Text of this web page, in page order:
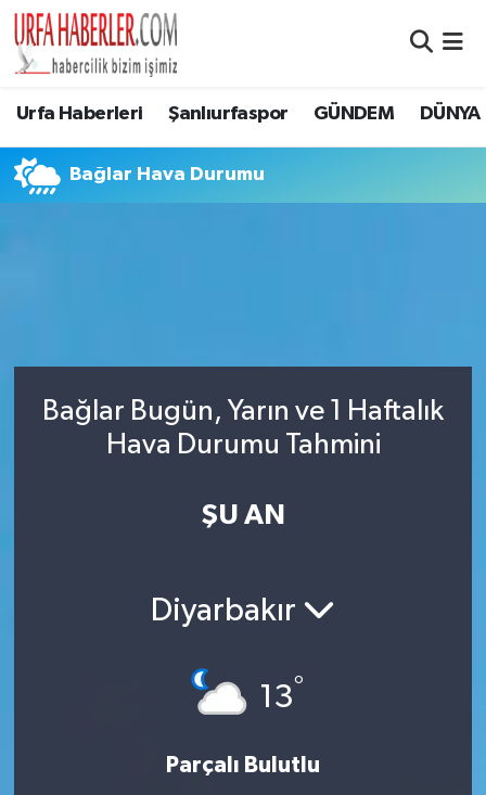
Urfa Haberleri Şanlıurfaspor GÜNDEM DÜNYA
Bağlar Hava Durumu
Bağlar Bugün, Yarın ve 1 Haftalık
Hava Durumu Tahmini
ŞU AN
Diyarbakır
13°
Parçalı Bulutlu
Şanlıurfa Nöbetçi Eczaneler
Son Dakika Haberleri